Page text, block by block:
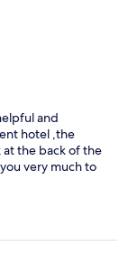
and
hotel ,the
at the back of the
very much to